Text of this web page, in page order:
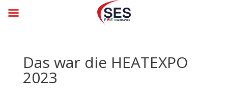
Das war die HEATEXPO
2023